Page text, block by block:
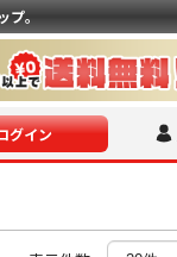
。
グイン